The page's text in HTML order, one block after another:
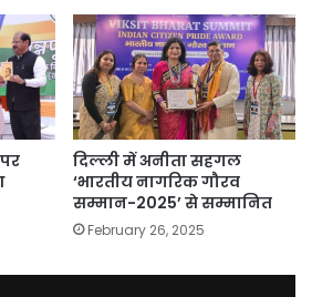
दिल्ली में अनीता सहगल
‘भारतीय नागरिक गौरव
सम्मान-2025’ से सम्मानित
February 26, 2025